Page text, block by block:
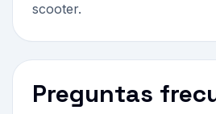
scooter.
Preguntas